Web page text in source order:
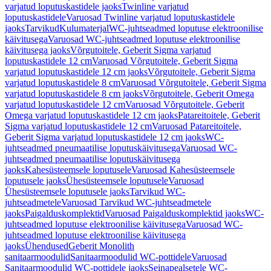
varjatud loputuskastidele jaoksTwinline varjatud
loputuskastideleVaruosad Twinline varjatud loputuskastidele
jaoksTarvikudKulumaterjalWC-juhtseadmed loputuse elektroonilise
käivitusegaVaruosad WC-juhtseadmed loputuse elektroonilise
käivitusega jaoksVõrgutoitele, Geberit Sigma varjatud
loputuskastidele 12 cmVaruosad Võrgutoitele, Geberit Sigma
varjatud loputuskastidele 12 cm jaoksVõrgutoitele, Geberit Sigma
varjatud loputuskastidele 8 cmVaruosad Võrgutoitele, Geberit Sigma
varjatud loputuskastidele 8 cm jaoksVõrgutoitele, Geberit Omega
varjatud loputuskastidele 12 cmVaruosad Võrgutoitele, Geberit
Omega varjatud loputuskastidele 12 cm jaoksPatareitoitele, Geberit
Sigma varjatud loputuskastidele 12 cmVaruosad Patareitoitele,
Geberit Sigma varjatud loputuskastidele 12 cm jaoksWC-
juhtseadmed pneumaatilise loputuskäivitusegaVaruosad WC-
juhtseadmed pneumaatilise loputuskäivitusega
jaoksKahesüsteemsele loputuseleVaruosad Kahesüsteemsele
loputusele jaoksÜhesüsteemsele loputuseleVaruosad
Ühesüsteemsele loputusele jaoksTarvikud WC-
juhtseadmeteleVaruosad Tarvikud WC-juhtseadmetele
jaoksPaigalduskomplektidVaruosad Paigalduskomplektid jaoksWC-
juhtseadmed loputuse elektroonilise käivitusegaVaruosad WC-
juhtseadmed loputuse elektroonilise käivitusega
jaoksÜhendusedGeberit Monolith
sanitaarmoodulidSanitaarmoodulid WC-pottideleVaruosad
Sanitaarmoodulid WC-pottidele jaoksSeinapealsetele WC-